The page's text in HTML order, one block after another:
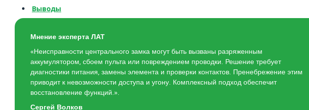
Выводы
Мнение эксперта ЛАТ
«Неисправности центрального замка могут быть вызваны разряженным
аккумулятором, сбоем пульта или повреждением проводки. Решение требует
диагностики питания, замены элемента и проверки контактов. Пренебрежение этим
приводит к невозможности доступа и угону. Комплексный подход обеспечит
восстановление функций.».
Сергей Волков